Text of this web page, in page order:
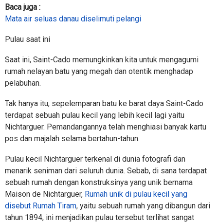
Baca juga :
Mata air seluas danau diselimuti pelangi
Pulau saat ini
Saat ini, Saint-Cado memungkinkan kita untuk mengagumi
rumah nelayan batu yang megah dan otentik menghadap
pelabuhan.
Tak hanya itu, sepelemparan batu ke barat daya Saint-Cado
terdapat sebuah pulau kecil yang lebih kecil lagi yaitu
Nichtarguer. Pemandangannya telah menghiasi banyak kartu
pos dan majalah selama bertahun-tahun.
Pulau kecil Nichtarguer terkenal di dunia fotografi dan
menarik seniman dari seluruh dunia. Sebab, di sana terdapat
sebuah rumah dengan konstruksinya yang unik bernama
Maison de Nichtarguer, Rumah unik di pulau kecil yang
disebut Rumah Tiram, yaitu sebuah rumah yang dibangun dari
tahun 1894, ini menjadikan pulau tersebut terlihat sangat